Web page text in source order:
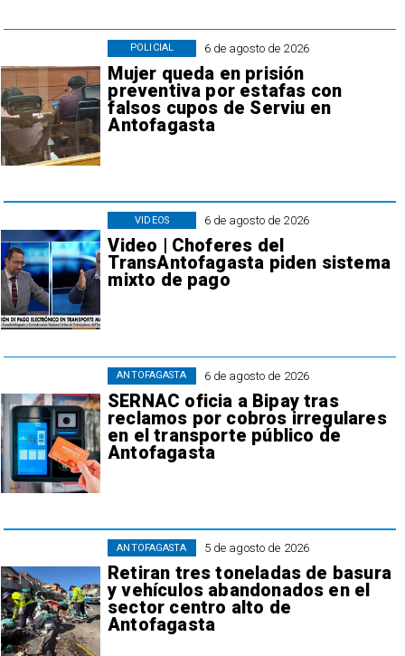
6 de agosto de 2026
Mujer queda en prisión
preventiva por estafas con
falsos cupos de Serviu en
Antofagasta
POLICIAL
6 de agosto de 2026
Video | Choferes del
TransAntofagasta piden sistema
mixto de pago
VIDEOS
6 de agosto de 2026
SERNAC oficia a Bipay tras
reclamos por cobros irregulares
en el transporte público de
Antofagasta
ANTOFAGASTA
5 de agosto de 2026
Retiran tres toneladas de basura
y vehículos abandonados en el
sector centro alto de
Antofagasta
ANTOFAGASTA